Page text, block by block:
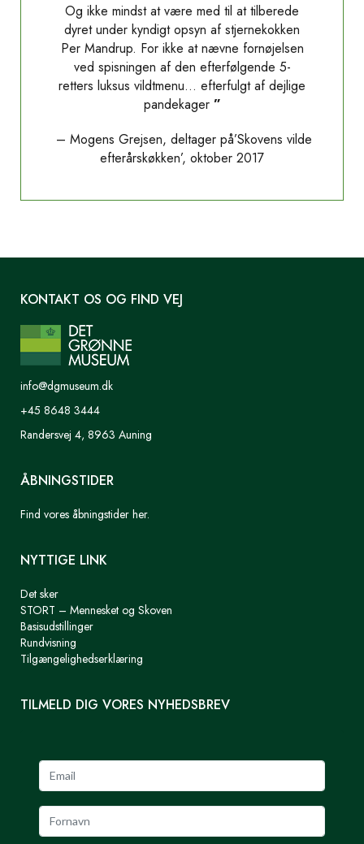
Og ikke mindst at være med til at tilberede
dyret under kyndigt opsyn af stjernekokken
Per Mandrup. For ikke at nævne fornøjelsen
ved spisningen af den efterfølgende 5-
retters luksus vildtmenu… efterfulgt af dejlige
pandekager ”
– Mogens Grejsen, deltager på’Skovens vilde
efterårskøkken’, oktober 2017
KONTAKT OS OG FIND VEJ
info@dgmuseum.dk
+45 8648 3444
Randersvej 4, 8963 Auning
ÅBNINGSTIDER
Find vores åbningstider her.
NYTTIGE LINK
Det sker
STORT – Mennesket og Skoven
Basisudstillinger
Rundvisning
Tilgængelighedserklæring
TILMELD DIG VORES NYHEDSBREV